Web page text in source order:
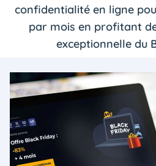
confidentialité en ligne
par mois en profitant
exceptionnelle du